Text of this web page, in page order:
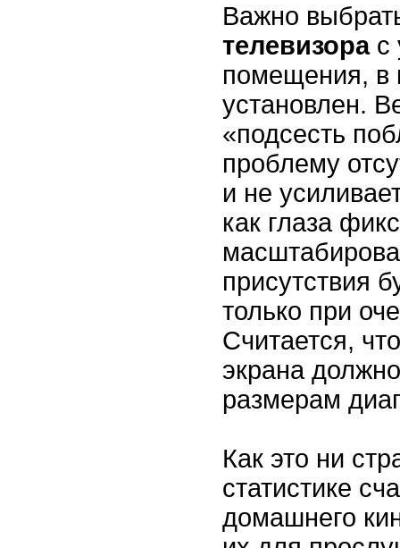
Важно
телевизора с
помещения, в
установлен.
«подсесть
проблему
и не
как глаза
присутствия
только при
Считается,
экрана
размерам
Как это ни
статистике
домашнего